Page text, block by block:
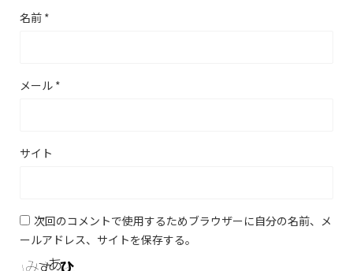
名前 *
メール *
サイト
次回のコメントで使用するためブラウザーに自分の名前、メ
ールアドレス、サイトを保存する。